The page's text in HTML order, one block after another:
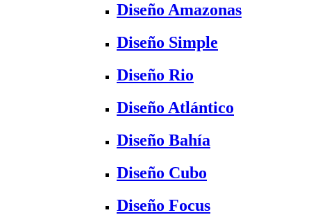
Diseño Amazonas
Diseño Simple
Diseño Rio
Diseño Atlántico
Diseño Bahía
Diseño Cubo
Diseño Focus